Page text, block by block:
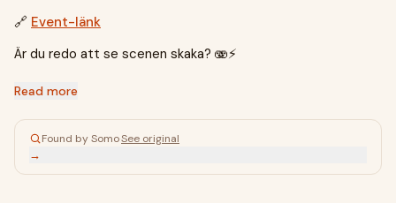
🔗 Event-länk
Är du redo att se scenen skaka? 🫨⚡️
Read more
Found by SomoSee original
→